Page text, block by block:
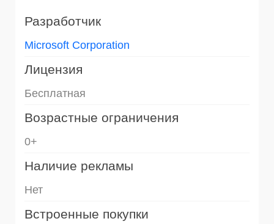
Разработчик
Microsoft Corporation
Лицензия
Бесплатная
Возрастные ограничения
0+
Наличие рекламы
Нет
Встроенные покупки